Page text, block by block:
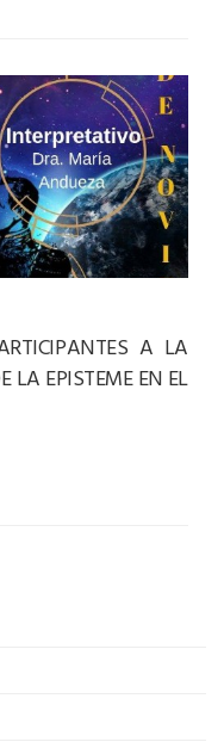
A LA
LA EPISTEME EN EL